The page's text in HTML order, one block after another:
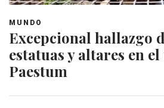
MUNDO
Excepcional hallazgo
estatuas y altares en
Paestum